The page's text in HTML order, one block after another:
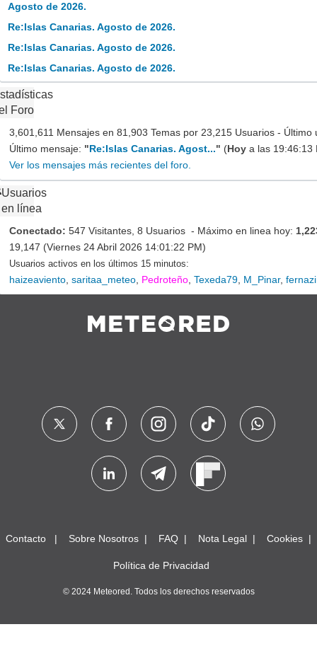
Agosto de 2026.
Re:Islas Canarias. Agosto de 2026.
Re:Islas Canarias. Agosto de 2026.
Re:Islas Canarias. Agosto de 2026.
Foro
3,601,611 Mensajes en 81,903 Temas por 23,215 Usuarios -
Último mensaje: "Re:Islas Canarias. Agost..." (Hoy a las 19:46:13
Ver los mensajes más recientes del foro.
Usuarios
en línea
Conectado: 547 Visitantes, 8 Usuarios - Máximo en linea hoy:
19,147 (Viernes 24 Abril 2026 14:01:22 PM)
Usuarios activos en los últimos 15 minutos:
haizeaviento saritaa_meteo Pedroteño Texeda79 M_Pinar,
Contacto Sobre Nosotros FAQ Nota Legal Cookies
Política de Privacidad
© 2024 Meteored. Todos los derechos reservados